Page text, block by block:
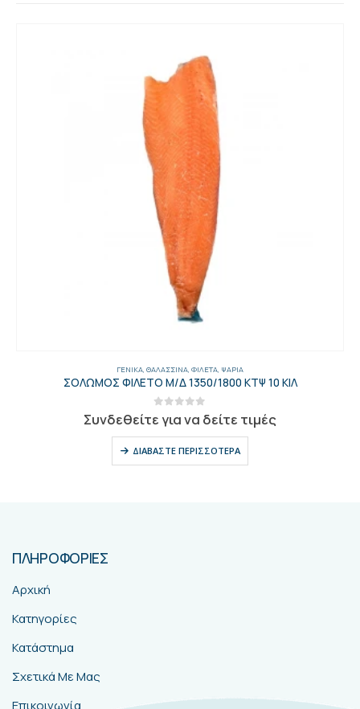
ΓΕΝΙΚΑ, ΘΑΛΑΣΣΙΝΆ, ΦΙΛΈΤΑ, ΨΆΡΙΑ
ΣΟΛΩΜΟΣ ΦΙΛΕΤΟ Μ/Δ 1350/1800 ΚΤΨ 10 ΚΙΛ
out of 5
Συνδεθείτε για να δείτε τιμές
ΔΙΑΒΆΣΤΕ ΠΕΡΙΣΣΌΤΕΡΑ
ΠΛΗΡΟΦΟΡΙΕΣ
Αρχική
Κατηγορίες
Κατάστημα
Σχετικά Με Μας
Επικοινωνία